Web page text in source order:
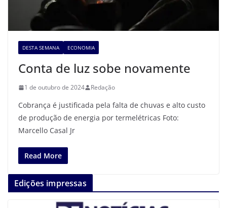
DESTA SEMANA ECONOMIA
Conta de luz sobe novamente
1 de outubro de 2024 Redação
Cobrança é justificada pela falta de chuvas e alto custo
de produção de energia por termelétricas Foto:
Marcello Casal Jr
Read More
Edições impressas